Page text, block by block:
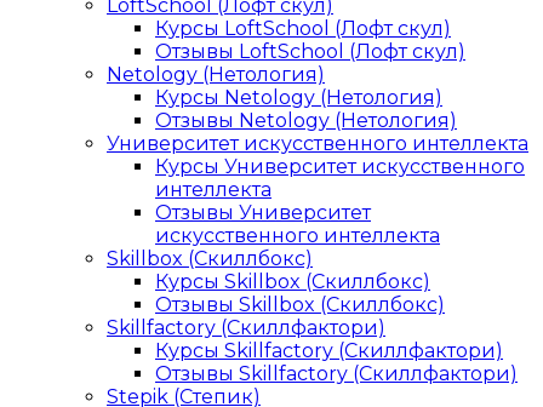
LoftSchool (Лофт скул)
Курсы LoftSchool (Лофт скул)
Отзывы LoftSchool (Лофт скул)
Netology (Нетология)
Курсы Netology (Нетология)
Отзывы Netology (Нетология)
Университет искусственного интеллекта
Курсы Университет искусственного
интеллекта
Отзывы Университет
искусственного интеллекта
Skillbox (Скиллбокс)
Курсы Skillbox (Скиллбокс)
Отзывы Skillbox (Скиллбокс)
Skillfactory (Скиллфактори)
Курсы Skillfactory (Скиллфактори)
Отзывы Skillfactory (Скиллфактори)
Stepik (Степик)